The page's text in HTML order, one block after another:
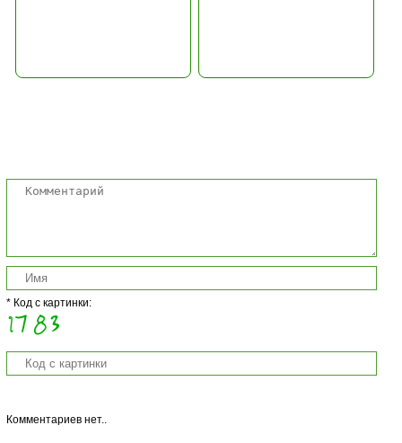
* Код с картинки:
Комментариев нет..